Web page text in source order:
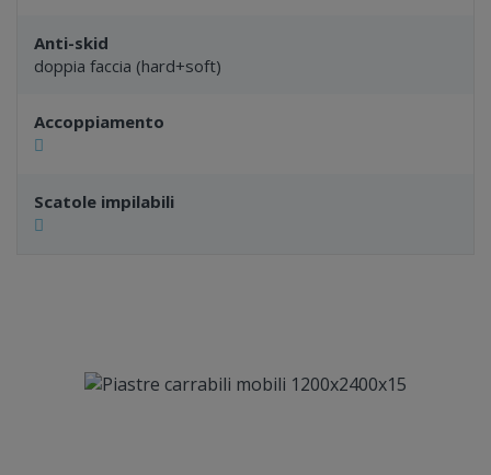
Anti-skid
doppia faccia (hard+soft)
Accoppiamento
Scatole impilabili